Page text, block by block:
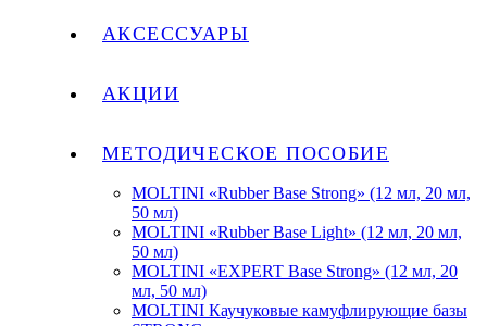
АКСЕССУАРЫ
АКЦИИ
МЕТОДИЧЕСКОЕ ПОСОБИЕ
MOLTINI «Rubber Base Strong» (12 мл, 20 мл,
50 мл)
MOLTINI «Rubber Base Light» (12 мл, 20 мл,
50 мл)
MOLTINI «EXPERT Base Strong» (12 мл, 20
мл, 50 мл)
MOLTINI Каучуковые камуфлирующие базы